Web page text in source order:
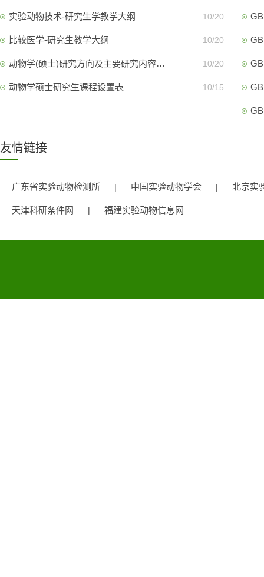
实验动物技术-研究生学教学大纲 10/20
比较医学-研究生教学大纲 10/20
动物学(硕士)研究方向及主要研究内容… 10/20
动物学硕士研究生课程设置表 10/15
友情链接
广东省实验动物检测所 | 中国实验动物学会 | 北京实
天津科研条件网 | 福建实验动物信息网